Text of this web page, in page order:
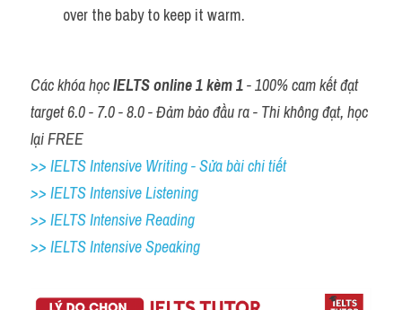
over the baby to keep it warm.
Các khóa học IELTS online 1 kèm 1 - 100% cam kết đạt
target 6.0 - 7.0 - 8.0 - Đảm bảo đầu ra - Thi không đạt, học
lại FREE
>> IELTS Intensive Writing - Sửa bài chi tiết
>> IELTS Intensive Listening
>> IELTS Intensive Reading
>> IELTS Intensive Speaking